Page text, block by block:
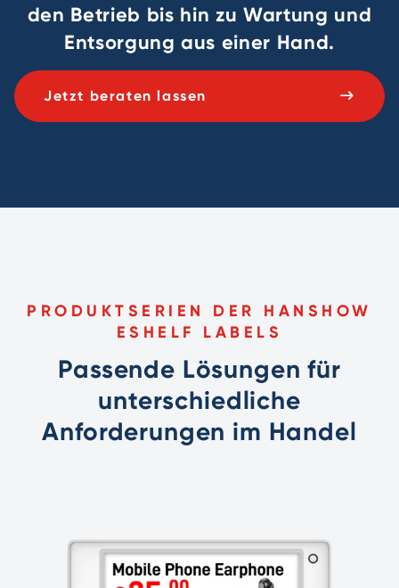
den Betrieb bis hin zu Wartung und
Entsorgung aus einer Hand.
Jetzt beraten lassen
PRODUKTSERIEN DER HANSHOW
ESHELF LABELS
Passende Lösungen für
unterschiedliche
Anforderungen im Handel